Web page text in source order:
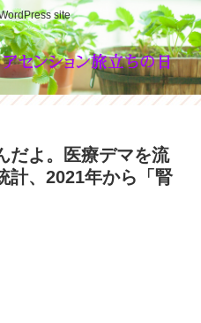
site
だよ。医療デマを流
計、2021年から「腎